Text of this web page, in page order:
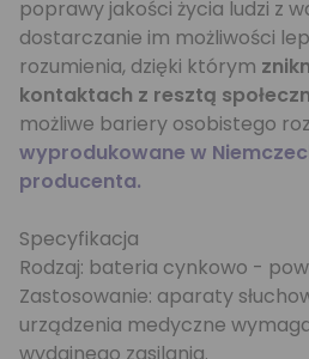
poprawy jakości życia ludzi z
dostarczanie im możliwości
rozumienia, dzięki którym
kontaktach z resztą
możliwe bariery osobistego
wyprodukowane w
producenta.
Specyfikacja
Rodzaj: bateria cynkowo -
Zastosowanie: aparaty
urządzenia medyczne